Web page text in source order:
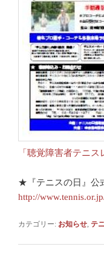
「聴覚障害者テニ
★『テニスの日』公
http://
カテゴリー: お知らせ, テ